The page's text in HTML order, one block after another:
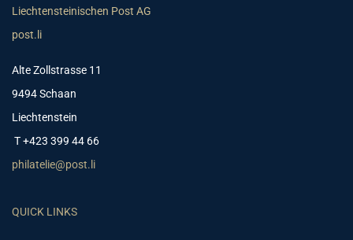
Liechtensteinischen Post AG
post.li
Alte Zollstrasse 11
9494 Schaan
Liechtenstein
T +423 399 44 66
philatelie@post.li
QUICK LINKS